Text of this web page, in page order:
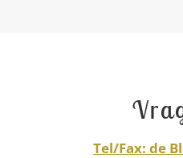
Tel/Fax: de